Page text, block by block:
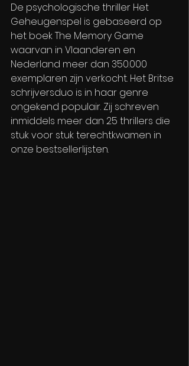
De psychologische thriller Het
Geheugenspel is gebaseerd op
het boek The Memory Game
waarvan in Vlaanderen en
Nederland meer dan 350.000
exemplaren zijn verkocht. Het Britse
schrijversduo is in haar genre
ongekend populair. Zij schreven
inmiddels meer dan 25 thrillers die
stuk voor stuk terechtkwamen in
onze bestsellerlijsten.